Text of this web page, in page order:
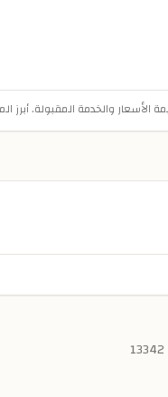
والخدمة المقبولة. أبرز